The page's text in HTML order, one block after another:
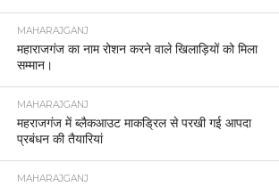
MAHARAJGANJ
महाराजगंज का नाम रोशन करने वाले खिलाड़ियों को मिला
सम्मान।
MAHARAJGANJ
महराजगंज में ब्लैकआउट माकड्रिल से परखी गई आपदा
प्रबंधन की तैयारियां
MAHARAJGANJ